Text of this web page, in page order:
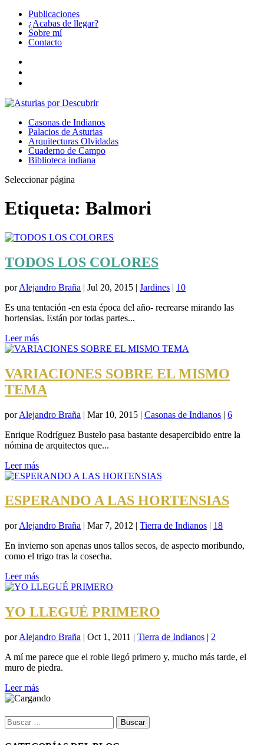
Publicaciones
¿Acabas de llegar?
Sobre mí
Contacto
Casonas de Indianos
Palacios de Asturias
Arquitecturas Olvidadas
Cuaderno de Campo
Biblioteca indiana
Seleccionar página
Etiqueta: Balmori
TODOS LOS COLORES
porAlejandro Braña | Jul 20, 2015 | Jardines | 10
Es una tentación -en esta época del año- recrearse mirando las
hortensias. Están por todas partes...
Leer más
VARIACIONES SOBRE EL MISMO
TEMA
porAlejandro Braña | Mar 10, 2015 | Casonas de Indianos | 6
Enrique Rodríguez Bustelo pasa bastante desapercibido entre la
nómina de arquitectos que...
Leer más
ESPERANDO A LAS HORTENSIAS
porAlejandro Braña | Mar 7, 2012 | Tierra de Indianos | 18
En invierno son apenas unos tallos secos, de aspecto moribundo,
como el trigo tras la cosecha.
Leer más
YO LLEGUÉ PRIMERO
porAlejandro Braña | Oct 1, 2011 | Tierra de Indianos | 2
A mí me parece que el roble llegó primero y, mucho más tarde, el
muro de piedra.
Leer más
Buscar: